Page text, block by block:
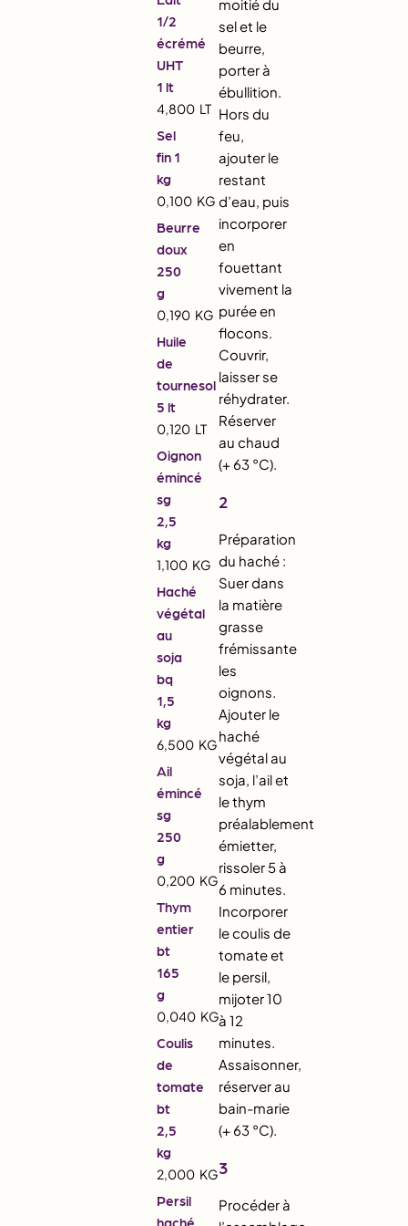
1/2
écrémé
UHT
1 lt
4,800 LT
Sel
fin 1
kg
0,100 KG
Beurre
doux
250
g
0,190 KG
Huile
de
tournesol
5 lt
0,120 LT
Oignon
émincé
sg
2,5
kg
1,100 KG
Haché
végétal
au
soja
bq
1,5
kg
6,500 KG
Ail
émincé
sg
250
g
0,200 KG
Thym
entier
bt
165
g
0,040 KG
Coulis
de
tomate
bt
2,5
kg
2,000 KG
Persil
haché
moitié du
sel et le
beurre,
porter à
ébullition.
Hors du
feu,
ajouter le
restant
d’eau, puis
incorporer
en
fouettant
vivement la
purée en
flocons.
Couvrir,
laisser se
réhydrater.
Réserver
au chaud
(+ 63 °C).
2
Préparation
du haché :
Suer dans
la matière
grasse
frémissante
les
oignons.
Ajouter le
haché
végétal au
soja, l’ail et
le thym
préalablement
émietter,
rissoler 5 à
6 minutes.
Incorporer
le coulis de
tomate et
le persil,
mijoter 10
à 12
minutes.
Assaisonner,
réserver au
bain-marie
(+ 63 °C).
3
Procéder à